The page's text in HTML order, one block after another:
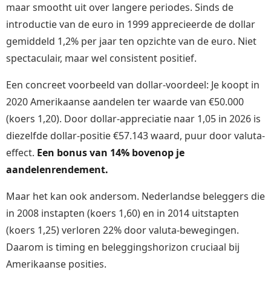
maar smootht uit over langere periodes. Sinds de
introductie van de euro in 1999 apprecieerde de dollar
gemiddeld 1,2% per jaar ten opzichte van de euro. Niet
spectaculair, maar wel consistent positief.
Een concreet voorbeeld van dollar-voordeel: Je koopt in
2020 Amerikaanse aandelen ter waarde van €50.000
(koers 1,20). Door dollar-appreciatie naar 1,05 in 2026 is
diezelfde dollar-positie €57.143 waard, puur door valuta-
effect. Een bonus van 14% bovenop je
aandelenrendement.
Maar het kan ook andersom. Nederlandse beleggers die
in 2008 instapten (koers 1,60) en in 2014 uitstapten
(koers 1,25) verloren 22% door valuta-bewegingen.
Daarom is timing en beleggingshorizon cruciaal bij
Amerikaanse posities.